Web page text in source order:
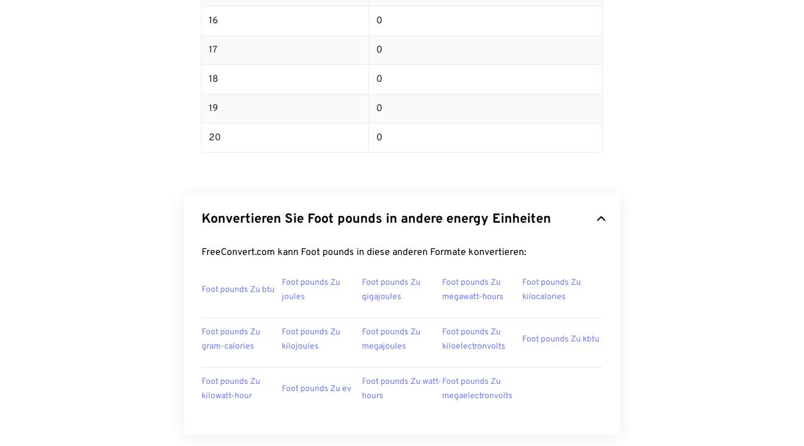
16 0
17 0
18 0
19 0
20 0
Konvertieren Sie Foot pounds in andere energy Einheiten
FreeConvert.com kann Foot pounds in diese anderen Formate konvertieren:
Foot pounds Zu btu
Foot pounds Zu
joules
Foot pounds Zu
gigajoules
Foot pounds Zu
megawatt-hours
Foot pounds Zu
kilocalories
Foot pounds Zu
gram-calories
Foot pounds Zu
kilojoules
Foot pounds Zu
megajoules
Foot pounds Zu
kiloelectronvolts
Foot pounds Zu kbtu
Foot pounds Zu
kilowatt-hour
Foot pounds Zu ev
Foot pounds Zu watt-
hours
Foot pounds Zu
megaelectronvolts